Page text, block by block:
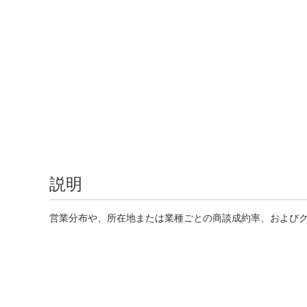
説明
営業分布や、所在地または業種ごとの商談成約率、および